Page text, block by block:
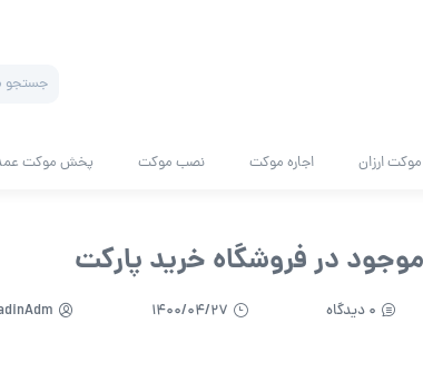
search
موکت ارزان اجاره موکت نصب موکت پخش موکت
در فروشگاه خرید پارکت
0 دیدگاه 1400/04/27